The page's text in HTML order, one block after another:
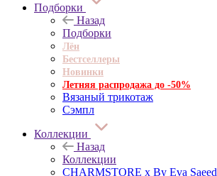
Подборки
Назад
Подборки
Лён
Бестселлеры
Новинки
Летняя распродажа до -50%
Вязаный трикотаж
Сэмпл
Коллекции
Назад
Коллекции
CHARMSTORE х By Eva Saeed